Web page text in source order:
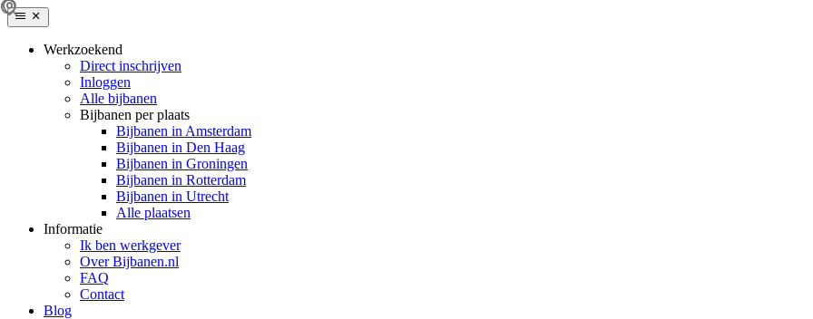
Werkzoekend
Direct inschrijven
Inloggen
Alle bijbanen
Bijbanen per plaats
Bijbanen in Amsterdam
Bijbanen in Den Haag
Bijbanen in Groningen
Bijbanen in Rotterdam
Bijbanen in Utrecht
Alle plaatsen
Informatie
Ik ben werkgever
Over Bijbanen.nl
FAQ
Contact
Blog